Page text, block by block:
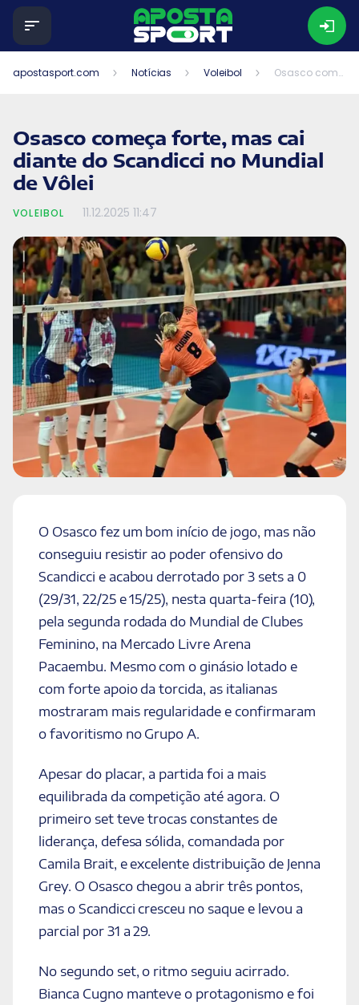
apostasport.com Notícias Voleibol Osasco começa forte, mas cai diante do Scandicci no Mundial de Vôlei
Osasco começa forte, mas cai
diante do Scandicci no Mundial
de Vôlei
VOLEIBOL 11.12.2025 11:47
O Osasco fez um bom início de jogo, mas não
conseguiu resistir ao poder ofensivo do
Scandicci e acabou derrotado por 3 sets a 0
(29/31, 22/25 e 15/25), nesta quarta-feira (10),
pela segunda rodada do Mundial de Clubes
Feminino, na Mercado Livre Arena
Pacaembu. Mesmo com o ginásio lotado e
com forte apoio da torcida, as italianas
mostraram mais regularidade e confirmaram
o favoritismo no Grupo A.
Apesar do placar, a partida foi a mais
equilibrada da competição até agora. O
primeiro set teve trocas constantes de
liderança, defesa sólida, comandada por
Camila Brait, e excelente distribuição de Jenna
Grey. O Osasco chegou a abrir três pontos,
mas o Scandicci cresceu no saque e levou a
parcial por 31 a 29.
No segundo set, o ritmo seguiu acirrado.
Bianca Cugno manteve o protagonismo e foi